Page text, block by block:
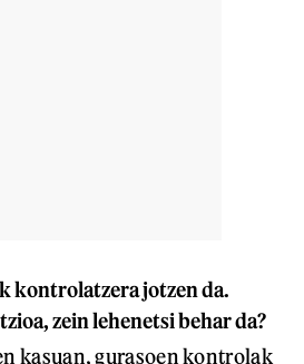
kontrolatzera jotzen da.
zein lehenetsi behar da?
kasuan, gurasoen kontrolak